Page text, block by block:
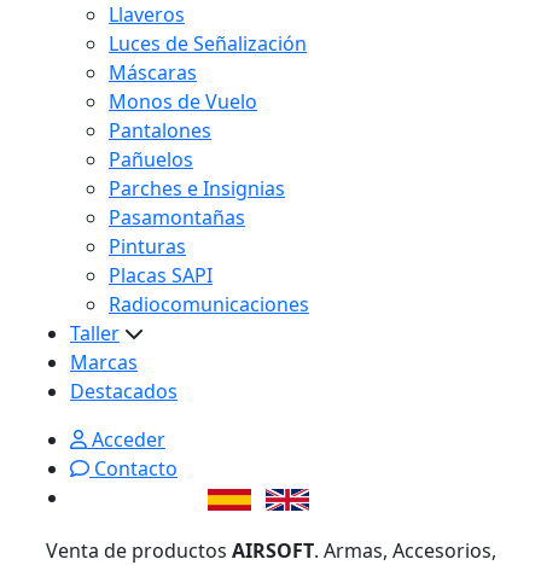
Llaveros
Luces de Señalización
Máscaras
Monos de Vuelo
Pantalones
Pañuelos
Parches e Insignias
Pasamontañas
Pinturas
Placas SAPI
Radiocomunicaciones
Taller
Marcas
Destacados
Acceder
Contacto
Venta de productos AIRSOFT. Armas, Accesorios,